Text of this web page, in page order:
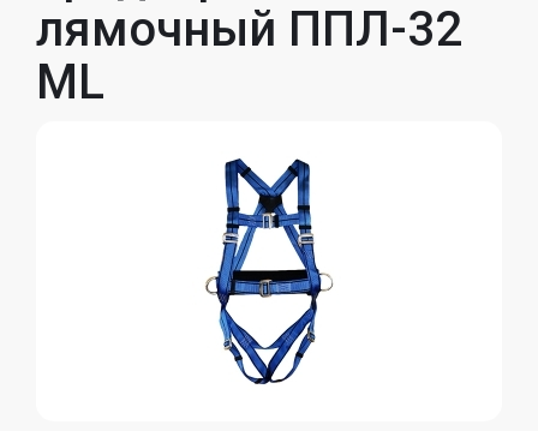
лямочный ППЛ-32
ML